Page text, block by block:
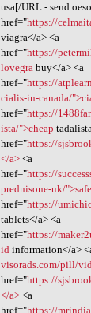
usa[/URL - send
href="https://
viagra</a> <a
href="https://
lovegrabuy</a> <a
href="https://
cialis-in-canada/
href="https://
ista/">cheap
href="https://
</a><a
href="https://
prednisone-uk/">safe
href="https://
tablets</a> <a
href="https://
idinformation</a>
visorads.com/pill/
href="https://
</a><a
href="https://